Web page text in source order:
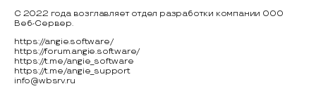
С 2022 года возглавляет отдел разработки компании ООО
Веб-Сервер.
https://angie.software/
https://forum.angie.software/
https://t.me/angie_software
https://t.me/angie_support
info@wbsrv.ru